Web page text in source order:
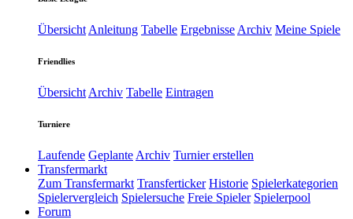
Übersicht Anleitung Tabelle Ergebnisse Archiv Meine Spiele
Friendlies
Übersicht Archiv Tabelle Eintragen
Turniere
Laufende Geplante Archiv Turnier erstellen
Transfermarkt
Zum Transfermarkt Transferticker Historie Spielerkategorien
Spielervergleich Spielersuche Freie Spieler Spielerpool
Forum